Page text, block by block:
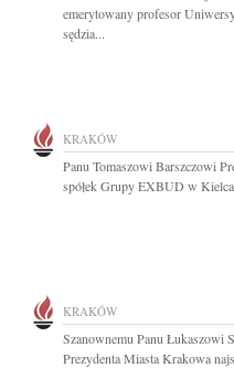
emerytowany profesor
sędzia...
KRAKÓW
Panu Tomaszowi Barszczowi
spółek Grupy EXBUD w
KRAKÓW
Szanownemu Panu Łukaszowi
Prezydenta Miasta Krakowa